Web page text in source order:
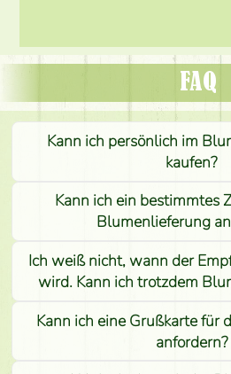
FAQ
Kann ich persönlich im
kaufen?
Kann ich ein bestimmtes
Blumenlieferung
Ich weiß nicht, wann der
wird. Kann ich trotzdem
Kann ich eine Grußkarte für
anfordern?